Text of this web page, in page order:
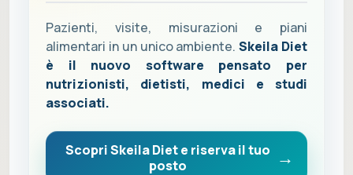
Pazienti, visite, misurazioni e piani
alimentari in un unico ambiente.Skeila Diet
è il nuovo software pensato per
nutrizionisti, dietisti, medici e studi
associati.
Scopri Skeila Diet e riserva il tuo
posto